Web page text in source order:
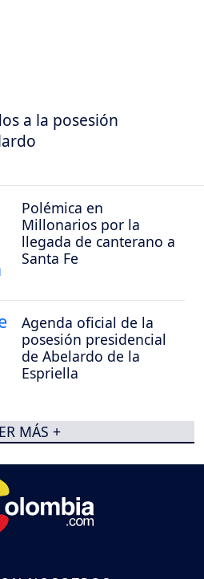
a la posesión
Polémica en
Millonarios por la
llegada de canterano a
Santa Fe
Agenda oficial de la
posesión presidencial
de Abelardo de la
Espriella
MÁS +